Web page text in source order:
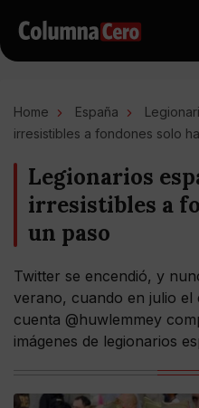
Home España
irresistibles a fondones solo
Legionarios
irresistibles a
un paso
Twitter se encendió, y
verano, cuando en julio
cuenta @huwlemmey
imágenes de legionarios